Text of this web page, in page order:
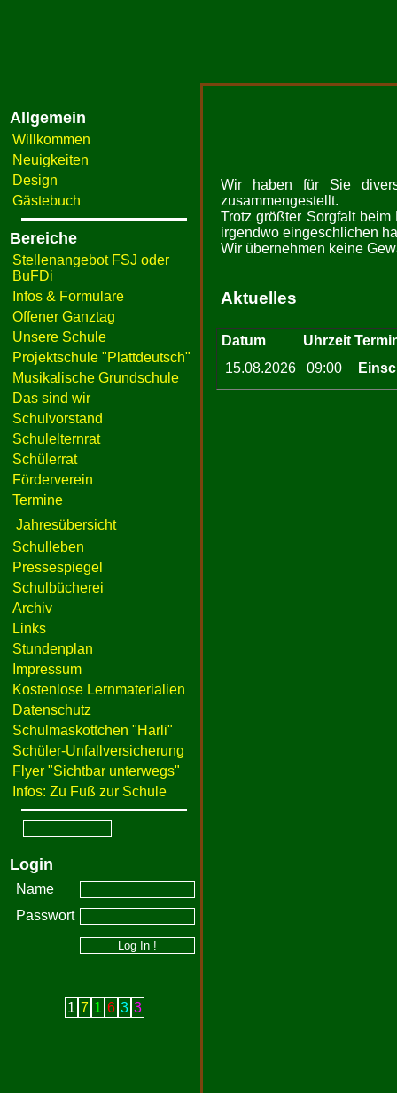
Allgemein
Willkommen
Neuigkeiten
Design
Gästebuch
Bereiche
Stellenangebot FSJ oder
BuFDi
Infos & Formulare
Offener Ganztag
Unsere Schule
Projektschule "Plattdeutsch"
Musikalische Grundschule
Das sind wir
Schulvorstand
Schulelternrat
Schülerrat
Förderverein
Termine
Jahresübersicht
Schulleben
Pressespiegel
Schulbücherei
Archiv
Links
Stundenplan
Impressum
Kostenlose Lernmaterialien
Datenschutz
Schulmaskottchen "Harli"
Schüler-Unfallversicherung
Flyer "Sichtbar unterwegs"
Infos: Zu Fuß zur Schule
Login
Name
Passwort
1 7 1 6 3 3
Wir haben für Sie
zusammengestellt.
Trotz größter Sorgfalt
irgendwo eingeschlichen
Wir übernehmen keine
Aktuelles
Datum Uhrzeit
15.08.2026
09:00